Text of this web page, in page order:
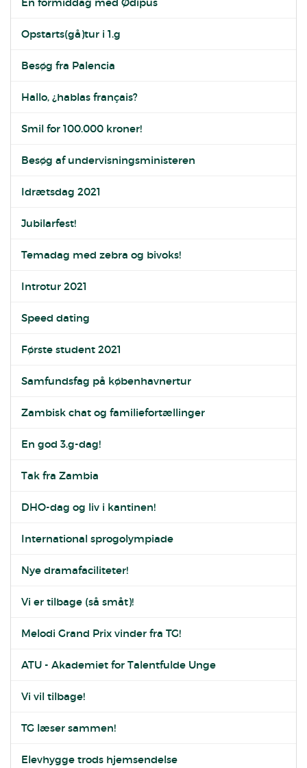
Opstarts(gå)tur i 1.g
Besøg fra Palencia
Hallo, ¿hablas français?
Smil for 100.000 kroner!
Besøg af undervisningsministeren
Idrætsdag 2021
Jubilarfest!
Temadag med zebra og bivoks!
Introtur 2021
Speed dating
Første student 2021
Samfundsfag på københavnertur
Zambisk chat og familiefortællinger
En god 3.g-dag!
Tak fra Zambia
DHO-dag og liv i kantinen!
International sprogolympiade
Nye dramafaciliteter!
Vi er tilbage (så småt)!
Melodi Grand Prix vinder fra TG!
ATU - Akademiet for Talentfulde Unge
Vi vil tilbage!
TG læser sammen!
Elevhygge trods hjemsendelse